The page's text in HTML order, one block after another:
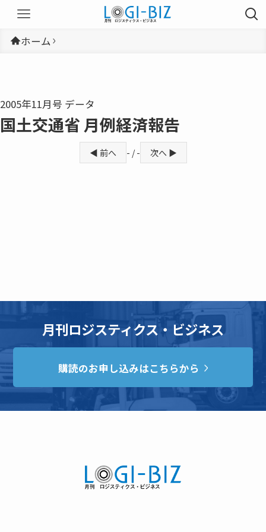
ホーム
2005年11月号 データ
国土交通省 月例経済報告
◀ 前へ - / - 次へ ▶
月刊ロジスティクス・ビジネス
購読のお申し込みはこちらから